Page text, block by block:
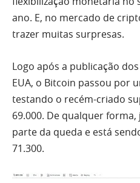
ano. E, no mercado de
trazer muitas surpresas.
Logo após a publicação
EUA, o Bitcoin passou por
testando o recém-criado
69.000. De qualquer
parte da queda e está
71.300.